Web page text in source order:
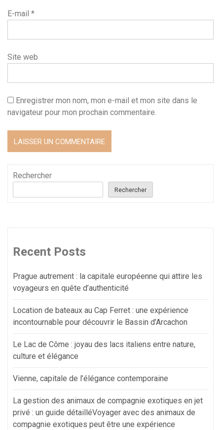
E-mail *
Site web
Enregistrer mon nom, mon e-mail et mon site dans le
navigateur pour mon prochain commentaire.
Rechercher
Rechercher
Recent Posts
Prague autrement : la capitale européenne qui attire les
voyageurs en quête d’authenticité
Location de bateaux au Cap Ferret : une expérience
incontournable pour découvrir le Bassin d’Arcachon
Le Lac de Côme : joyau des lacs italiens entre nature,
culture et élégance
Vienne, capitale de l’élégance contemporaine
La gestion des animaux de compagnie exotiques en jet
privé : un guide détailléVoyager avec des animaux de
compagnie exotiques peut être une expérience